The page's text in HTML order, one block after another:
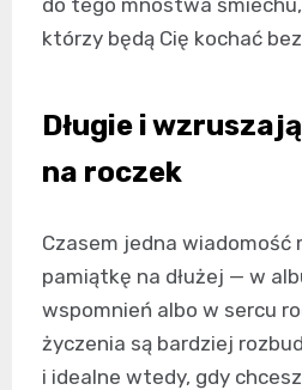
którzy będą Cię kochać
Długie i
na roczek
Czasem jedna wiadomość
pamiątkę na dłużej — w
wspomnień albo w sercu
życzenia są bardziej
i idealne wtedy, gdy